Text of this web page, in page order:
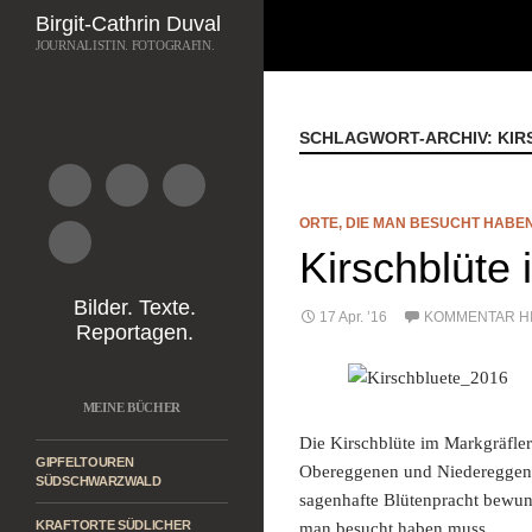
Suchen
SCHLAGWORT-ARCHIV:
ORTE, DIE MAN BESUCHT
Kirschblüte
17 Apr. ’16 KOMMENTAR
Die Kirschblüte im
Obereggenen und
sagenhafte Blütenpracht
Birgit-Cathrin Duval
JOURNALISTIN. FOTOGRAFIN.
Bilder. Texte.
Reportagen.
MEINE BÜCHER
GIPFELTOUREN
SÜDSCHWARZWALD
KRAFTORTE SÜDLICHER